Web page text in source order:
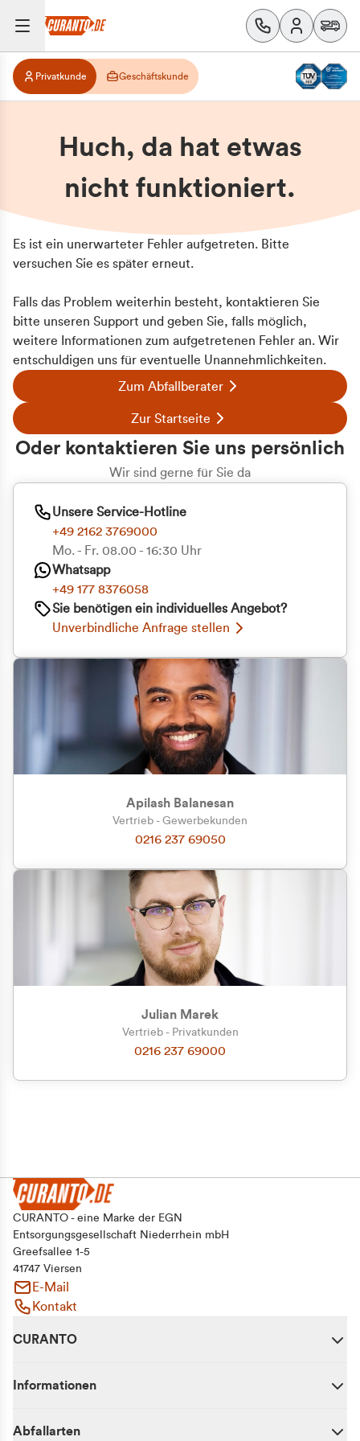
Zu welcher Kundengruppe
gehören Sie?
Privatkunde (inkl. MwSt.)
Geschäftskunde (exkl. MwSt.)
Privatkunde Geschäftskunde
Huch, da hat etwas
nicht funktioniert.
Es ist ein unerwarteter Fehler aufgetreten. Bitte
versuchen Sie es später erneut.
Falls das Problem weiterhin besteht, kontaktieren Sie
bitte unseren Support und geben Sie, falls möglich,
weitere Informationen zum aufgetretenen Fehler an. Wir
entschuldigen uns für eventuelle Unannehmlichkeiten.
Zum Abfallberater
Zur Startseite
Oder kontaktieren Sie uns persönlich
Wir sind gerne für Sie da
Unsere Service-Hotline
+49 2162 3769000
Mo. - Fr. 08.00 - 16:30 Uhr
Whatsapp
+49 177 8376058
Sie benötigen ein individuelles Angebot?
Unverbindliche Anfrage stellen
Apilash Balanesan
Vertrieb - Gewerbekunden
0216 237 69050
Julian Marek
Vertrieb - Privatkunden
0216 237 69000
CURANTO - eine Marke der EGN
Entsorgungsgesellschaft Niederrhein mbH
Greefsallee 1-5
41747 Viersen
E-Mail
Kontakt
CURANTO
Informationen
Abfallarten